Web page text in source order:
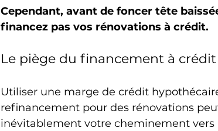
Cependant, avant de foncer tête
financez pas vos rénovations à crédit.
Le piège du financement à crédit
Utiliser une marge de crédit
refinancement pour des rénovations
inévitablement votre cheminement vers